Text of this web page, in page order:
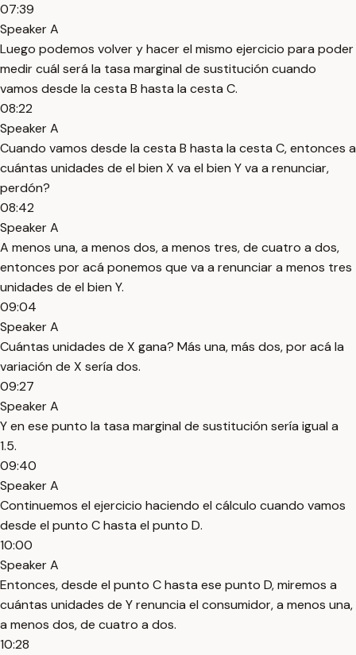
07:39
Speaker A
Luego podemos volver y hacer el mismo ejercicio para poder
medir cuál será la tasa marginal de sustitución cuando
vamos desde la cesta B hasta la cesta C.
08:22
Speaker A
Cuando vamos desde la cesta B hasta la cesta C, entonces a
cuántas unidades de el bien X va el bien Y va a renunciar,
perdón?
08:42
Speaker A
A menos una, a menos dos, a menos tres, de cuatro a dos,
entonces por acá ponemos que va a renunciar a menos tres
unidades de el bien Y.
09:04
Speaker A
Cuántas unidades de X gana? Más una, más dos, por acá la
variación de X sería dos.
09:27
Speaker A
Y en ese punto la tasa marginal de sustitución sería igual a
1.5.
09:40
Speaker A
Continuemos el ejercicio haciendo el cálculo cuando vamos
desde el punto C hasta el punto D.
10:00
Speaker A
Entonces, desde el punto C hasta ese punto D, miremos a
cuántas unidades de Y renuncia el consumidor, a menos una,
a menos dos, de cuatro a dos.
10:28